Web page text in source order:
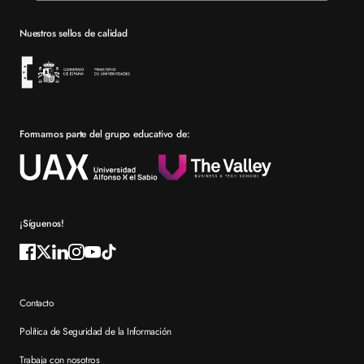
Bolsa de empleo
Por qué elegir XTART
Reconocimientos
Nuestros sellos de calidad
Formamos parte del grupo educativo de:
¡Síguenos!
Contacto
Política de Seguridad de la Información
Trabaja con nosotros